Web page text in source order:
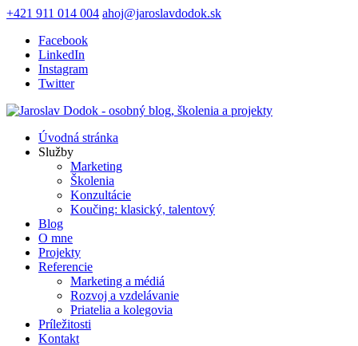
+421 911 014 004 ahoj@jaroslavdodok.sk
Facebook
LinkedIn
Instagram
Twitter
Úvodná stránka
Služby
Marketing
Školenia
Konzultácie
Koučing: klasický, talentový
Blog
O mne
Projekty
Referencie
Marketing a médiá
Rozvoj a vzdelávanie
Priatelia a kolegovia
Príležitosti
Kontakt